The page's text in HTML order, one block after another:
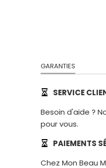
GARANTIES
SERVICE
Besoin d'aide ?
pour vous.
PAIEMENTS
Chez Mon Beau